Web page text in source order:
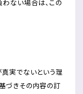
わない場合は、この
真実でないという理
づきその内容の訂